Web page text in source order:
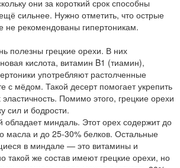
они за короткий срок способны
сильнее. Нужно отметить, что острые
не рекомендованы гипертоникам.
полезны грецкие орехи. В них
кислота, витамин B1 (тиамин),
употребляют растолченные
с мёдом. Такой десерт помогает укрепить
Помимо этого, грецкие орехи
сил и бодрости.
миндаль. Этот орех содержит до
масла и до 25-30% белков. Остальные
в миндале — это витамины и
же состав имеют грецкие орехи, но